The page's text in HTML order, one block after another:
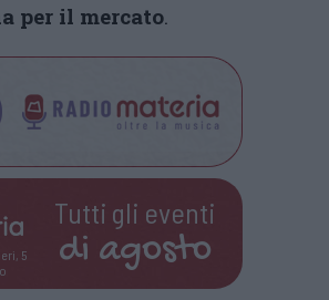
per il mercato.
5
Tutti gli eventi
di agosto